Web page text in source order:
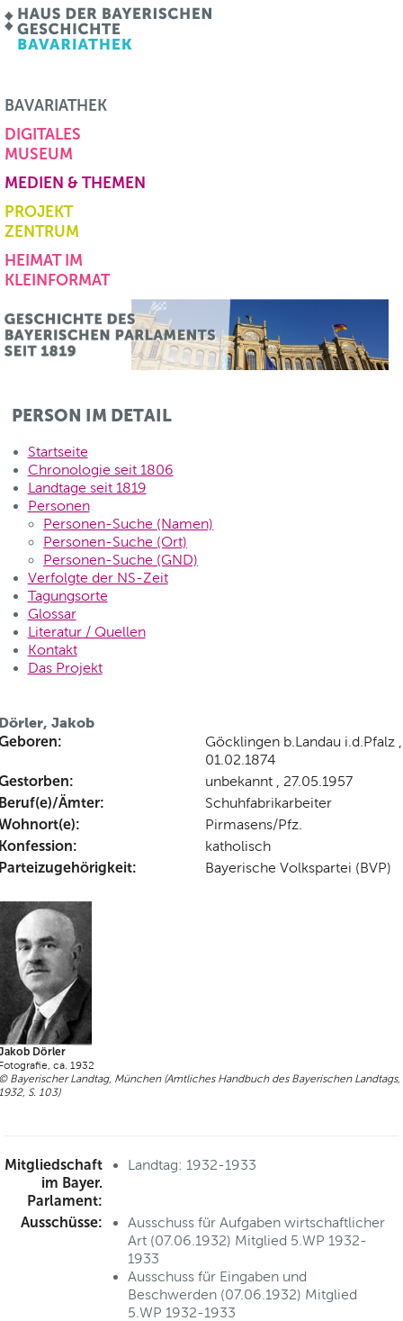
BAVARIATHEK
DIGITALES
MUSEUM
MEDIEN & THEMEN
PROJEKT
ZENTRUM
HEIMAT IM
KLEINFORMAT
PERSON IM DETAIL
Startseite
Chronologie seit 1806
Landtage seit 1819
Personen
Personen-Suche (Namen)
Personen-Suche (Ort)
Personen-Suche (GND)
Verfolgte der NS-Zeit
Tagungsorte
Glossar
Literatur / Quellen
Kontakt
Das Projekt
Jakob
Göcklingen b.Landau i.d.Pfalz ,
01.02.1874
unbekannt , 27.05.1957
Ämter: Schuhfabrikarbeiter
Pirmasens/Pfz.
katholisch
Bayerische Volkspartei (BVP)
Dörler
ca. 1932
Bayerischer Landtag, München (Amtliches Handbuch des Bayerischen Landtags,
S. 103)
Mitgliedschaft
im Bayer.
Parlament:
Landtag: 1932-1933
Ausschüsse:
Ausschuss für Aufgaben wirtschaftlicher
Art (07.06.1932) Mitglied 5.WP 1932-
1933
Ausschuss für Eingaben und
Beschwerden (07.06.1932) Mitglied
5.WP 1932-1933